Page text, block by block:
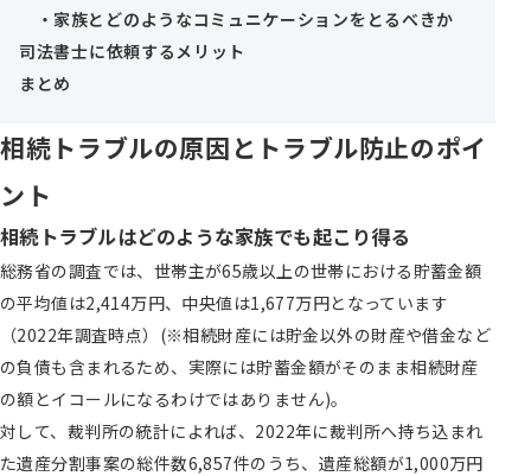
家族とどのようなコミュニケーションをとるべきか
司法書士に依頼するメリット
まとめ
相続トラブルの原因と トラブル防止のポイ
ント
相続トラブルはどのような家族でも起こり得る
総務省の調査では、世帯主が65歳以上の世帯における貯蓄金額
の平均値は2,414万円、中央値は1,677万円となっています
（2022年調査時点）(※相続財産には貯金以外の財産や借金など
の負債も含まれるため、実際には貯蓄金額がそのまま相続財産
の額とイコールになるわけではありません)。
対して、裁判所の統計によれば、2022年に裁判所へ持ち込まれ
た遺産分割事案の総件数6,857件のうち、遺産総額が1,000万円